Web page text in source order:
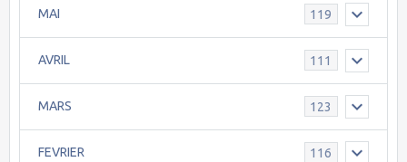
MAI 119
AVRIL 111
MARS 123
FEVRIER 116